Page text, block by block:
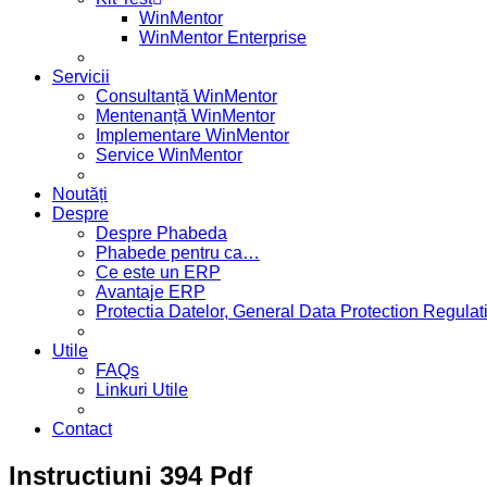
WinMentor
WinMentor Enterprise
Servicii
Consultanță WinMentor
Mentenanță WinMentor
Implementare WinMentor
Service WinMentor
Noutăți
Despre
Despre Phabeda
Phabede pentru ca…
Ce este un ERP
Avantaje ERP
Protectia Datelor, General Data Protection
Utile
FAQs
Linkuri Utile
Contact
Instructiuni 394 Pdf